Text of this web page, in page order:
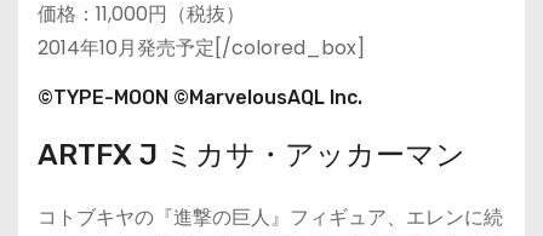
価格：11,000円（税抜）
2014年10月発売予定[/colored_box]
©TYPE-MOON ©MarvelousAQL Inc.
ARTFX J ミカサ・アッカーマン
コトブキヤの『進撃の巨人』フィギュア、エレンに続